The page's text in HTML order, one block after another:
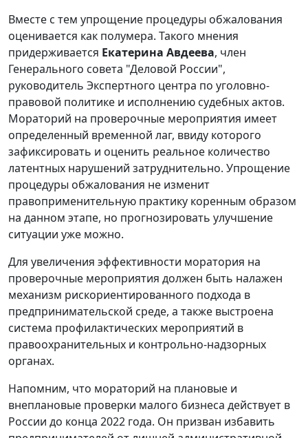
Вместе с тем упрощение процедуры обжалования
оценивается как полумера. Такого мнения
придерживается Екатерина Авдеева, член
Генерального совета "Деловой России",
руководитель Экспертного центра по уголовно-
правовой политике и исполнению судебных актов.
Мораторий на проверочные мероприятия имеет
определенный временной лаг, ввиду которого
зафиксировать и оценить реальное количество
латентных нарушений затруднительно. Упрощение
процедуры обжалования не изменит
правоприменительную практику коренным образом
на данном этапе, но прогнозировать улучшение
ситуации уже можно.
Для увеличения эффективности моратория на
проверочные мероприятия должен быть налажен
механизм рискориентированного подхода в
предпринимательской среде, а также выстроена
система профилактических мероприятий в
правоохранительных и контрольно-надзорных
органах.
Напомним, что мораторий на плановые и
внеплановые проверки малого бизнеса действует в
России до конца 2022 года. Он призван избавить